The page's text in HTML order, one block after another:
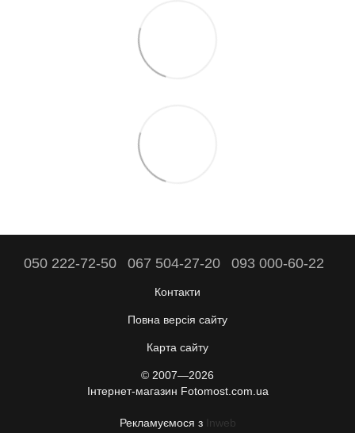
050 222-72-50 067 504-27-20 093 000-60-22
Контакти
Повна версія сайту
Карта сайту
© 2007—2026
Інтернет-магазин Fotomost.com.ua
Рекламуємося з Inweb